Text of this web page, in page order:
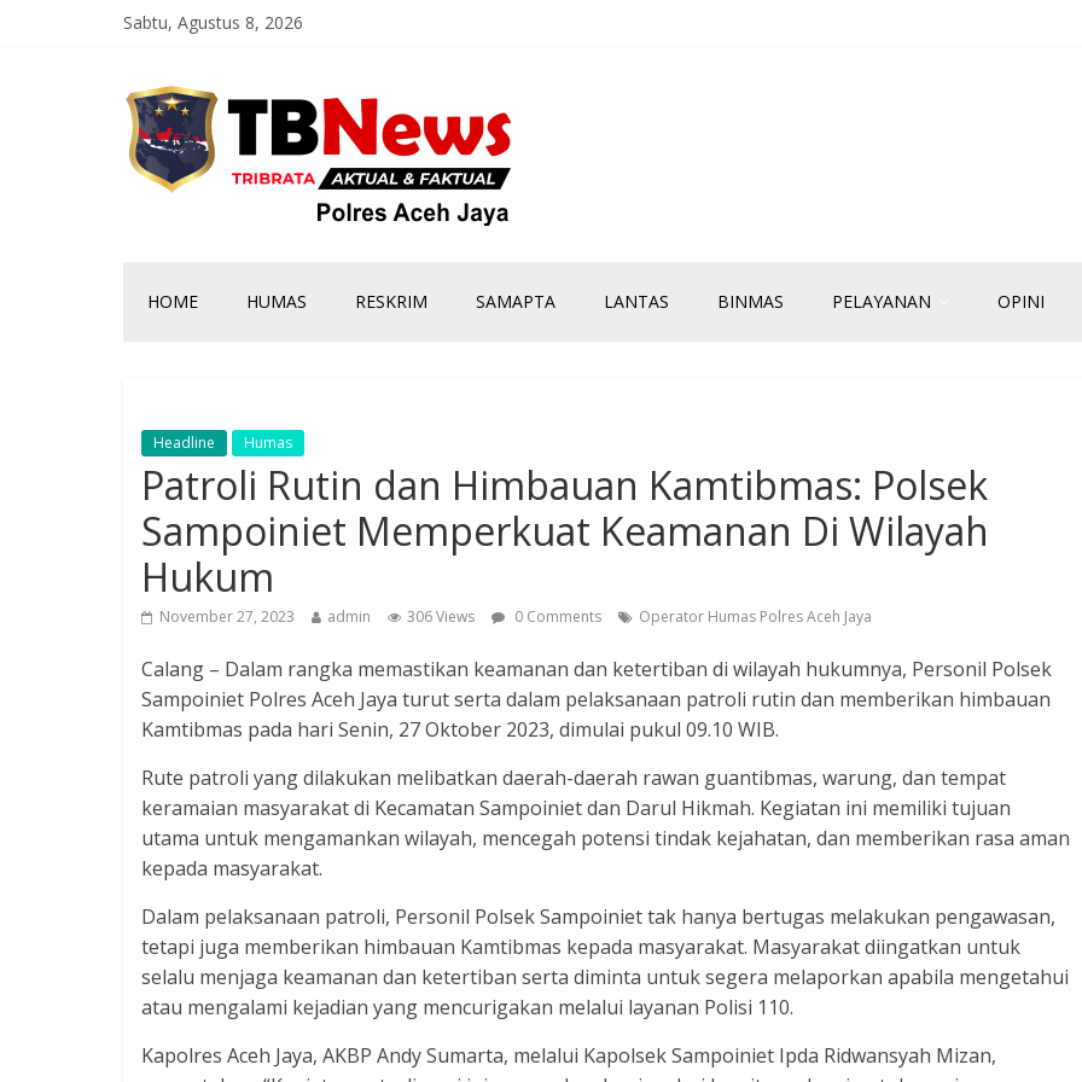
Sabtu, Agustus 8, 2026
HOME HUMAS RESKRIM SAMAPTA LANTAS BINMAS PELAYANAN OPINI
Headline Humas
Patroli Rutin dan Himbauan Kamtibmas: Polsek
Sampoiniet Memperkuat Keamanan Di Wilayah
Hukum
November 27, 2023 admin 306 Views 0 Comments Operator Humas Polres Aceh Jaya
Calang – Dalam rangka memastikan keamanan dan ketertiban di wilayah hukumnya, Personil Polsek
Sampoiniet Polres Aceh Jaya turut serta dalam pelaksanaan patroli rutin dan memberikan himbauan
Kamtibmas pada hari Senin, 27 Oktober 2023, dimulai pukul 09.10 WIB.
Rute patroli yang dilakukan melibatkan daerah-daerah rawan guantibmas, warung, dan tempat
keramaian masyarakat di Kecamatan Sampoiniet dan Darul Hikmah. Kegiatan ini memiliki tujuan
utama untuk mengamankan wilayah, mencegah potensi tindak kejahatan, dan memberikan rasa aman
kepada masyarakat.
Dalam pelaksanaan patroli, Personil Polsek Sampoiniet tak hanya bertugas melakukan pengawasan,
tetapi juga memberikan himbauan Kamtibmas kepada masyarakat. Masyarakat diingatkan untuk
selalu menjaga keamanan dan ketertiban serta diminta untuk segera melaporkan apabila mengetahui
atau mengalami kejadian yang mencurigakan melalui layanan Polisi 110.
Kapolres Aceh Jaya, AKBP Andy Sumarta, melalui Kapolsek Sampoiniet Ipda Ridwansyah Mizan,